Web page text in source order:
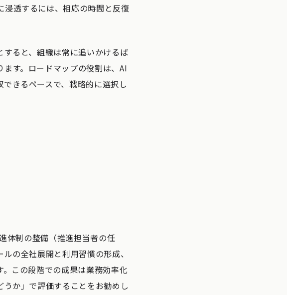
透するには、相応の時間と反復
ると、組織は常に追いかけるば
す。ロードマップの役割は、AI
きるペースで、戦略的に選択し
体制の整備（推進担当者の任
の全社展開と利用習慣の形成、
この段階での成果は業務効率化
か」で評価することをお勧めし